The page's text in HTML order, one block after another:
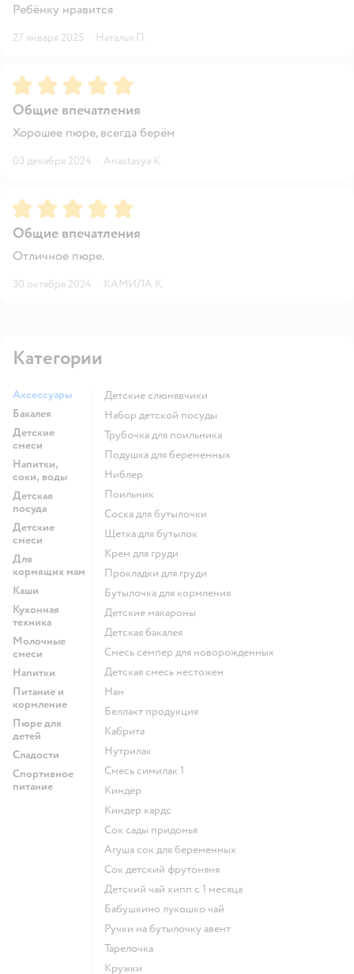
Ребёнку нравится
27 января 2025 · Наталья П.
Рейтинг:5
Общие впечатления
Хорошее пюре, всегда берём
03 декабря 2024 · Anastasya K.
Рейтинг:5
Общие впечатления
Отличное пюре.
30 октября 2024 · КАМИЛА К.
Категории
Аксессуары
Бакалея
Детские
смеси
Напитки,
соки, воды
Детская
посуда
Детские
смеси
Для
кормящих мам
Каши
Кухонная
техника
Молочные
смеси
Напитки
Питание и
кормление
Пюре для
детей
Сладости
Спортивное
питание
Детские слюнявчики
набор детской посуды
трубочка для поильника
подушка для беременных
ниблер
поильник
соска для бутылочки
щетка для бутылок
крем для груди
прокладки для груди
бутылочка для кормления
детские макароны
детская бакалея
смесь семпер для новорожденных
детская смесь нестожен
нан
беллакт продукция
кабрита
нутрилак
смесь симилак 1
киндер
киндер кардс
сок сады придонья
агуша сок для беременных
сок детский фрутоняня
детский чай хипп с 1 месяца
бабушкино лукошко чай
ручки на бутылочку авент
тарелочка
кружки